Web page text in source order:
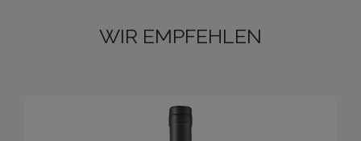
WIR EMPFEHLEN